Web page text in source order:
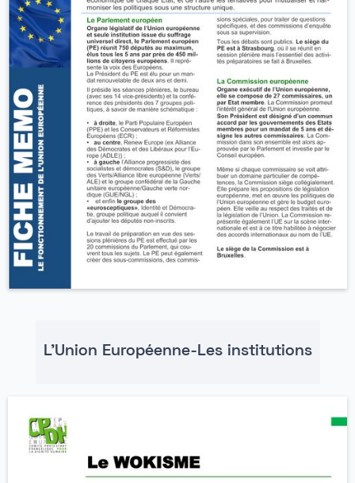
L'Union Européenne-Les institutions